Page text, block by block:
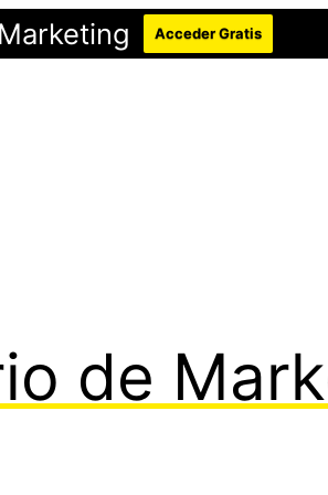
Acceder Gratis
de